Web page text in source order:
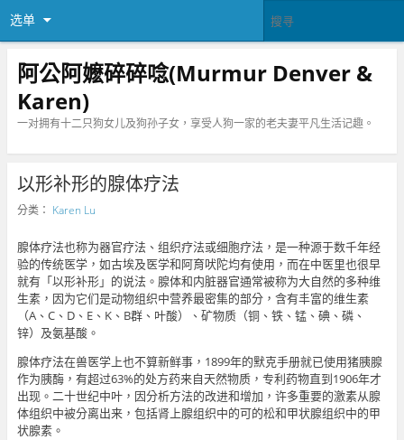
选单
阿公阿嬷碎碎唸(Murmur Denver &
Karen)
一对拥有十二只狗女儿及狗孙子女，享受人狗一家的老夫妻平凡生活记趣。
以形补形的腺体疗法
分类： Karen Lu
腺体疗法也称为器官疗法、组织疗法或细胞疗法，是一种源于数千年经
验的传统医学，如古埃及医学和阿育吠陀均有使用，而在中医里也很早
就有「以形补形」的说法。腺体和内脏器官通常被称为大自然的多种维
生素，因为它们是动物组织中营养最密集的部分，含有丰富的维生素
（A、C、D、E、K、B群、叶酸）、矿物质（铜、铁、锰、碘、磷、
锌）及氨基酸。
腺体疗法在兽医学上也不算新鲜事，1899年的默克手册就已使用猪胰腺
作为胰酶，有超过63%的处方药来自天然物质，专利药物直到1906年才
出现。二十世纪中叶，因分析方法的改进和增加，许多重要的激素从腺
体组织中被分离出来，包括肾上腺组织中的可的松和甲状腺组织中的甲
状腺素。